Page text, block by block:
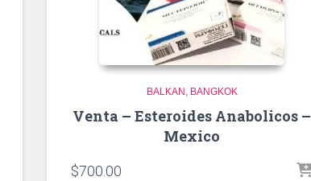
BALKAN BANGKOK
Venta – Esteroides Anabolicos –
Mexico
$700.00